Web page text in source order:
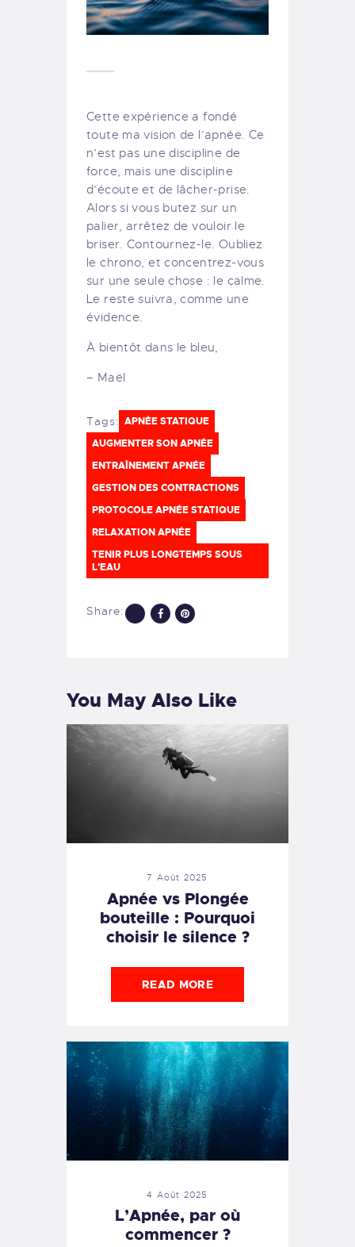
Cette expérience a fondé
toute ma vision de l’apnée. Ce
n’est pas une discipline de
force, mais une discipline
d’écoute et de lâcher-prise.
Alors si vous butez sur un
palier, arrêtez de vouloir le
briser. Contournez-le. Oubliez
le chrono, et concentrez-vous
sur une seule chose : le calme.
Le reste suivra, comme une
évidence.
À bientôt dans le bleu,
– Maël
Tags: APNÉE STATIQUE
AUGMENTER SON APNÉE
ENTRAÎNEMENT APNÉE
GESTION DES CONTRACTIONS
PROTOCOLE APNÉE STATIQUE
RELAXATION APNÉE
TENIR PLUS LONGTEMPS SOUS
L'EAU
Share:
You May Also Like
7 Août 2025
Apnée vs Plongée
bouteille : Pourquoi
choisir le silence ?
READ MORE
4 Août 2025
L’Apnée, par où
commencer ?